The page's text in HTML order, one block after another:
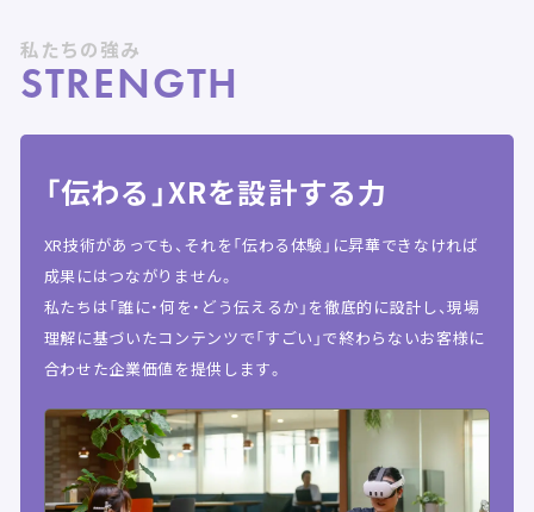
私たちの強み
STRENGTH
「伝わる」XRを設計する力
XR技術があっても、それを「伝わる体験」に昇華できなければ
成果にはつながりません。
私たちは「誰に・何を・どう伝えるか」を徹底的に設計し、現場
理解に基づいたコンテンツで「すごい」で終わらないお客様に
合わせた企業価値を提供します。